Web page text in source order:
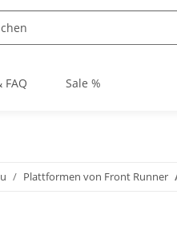
FAQ Sale %
Plattformen von Front Runner